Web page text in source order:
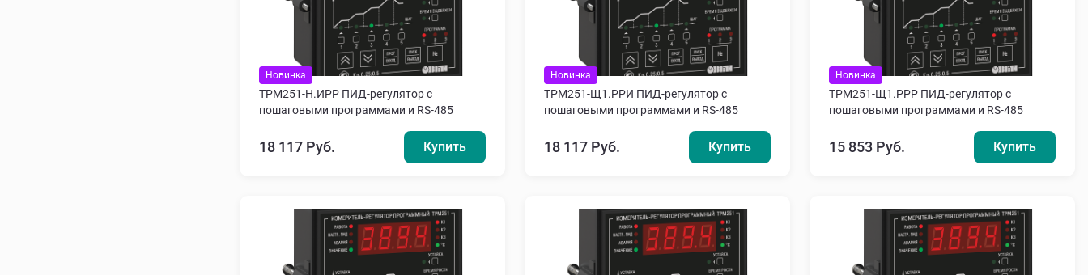
Новинка
ТРМ251-Н.ИРР ПИД-регулятор с
пошаговыми программами и RS-485
18 117 Руб. Купить
Новинка
ТРМ251-Щ1.РРИ ПИД-регулятор с
пошаговыми программами и RS-485
18 117 Руб. Купить
Новинка
ТРМ251-Щ1.РРР ПИД-регулятор с
пошаговыми программами и RS-485
15 853 Руб. Купить